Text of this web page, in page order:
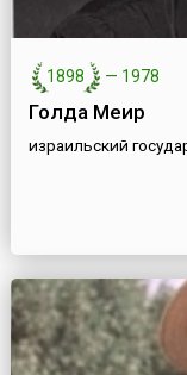
1898 — 1978
Голда Меир
израильский